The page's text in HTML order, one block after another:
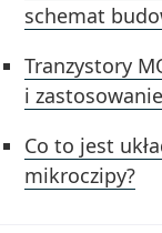
schemat
Tranzystory
i zastosowanie
Co to jest
mikroczipy?